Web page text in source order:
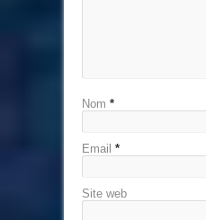
Nom *
Email *
Site web